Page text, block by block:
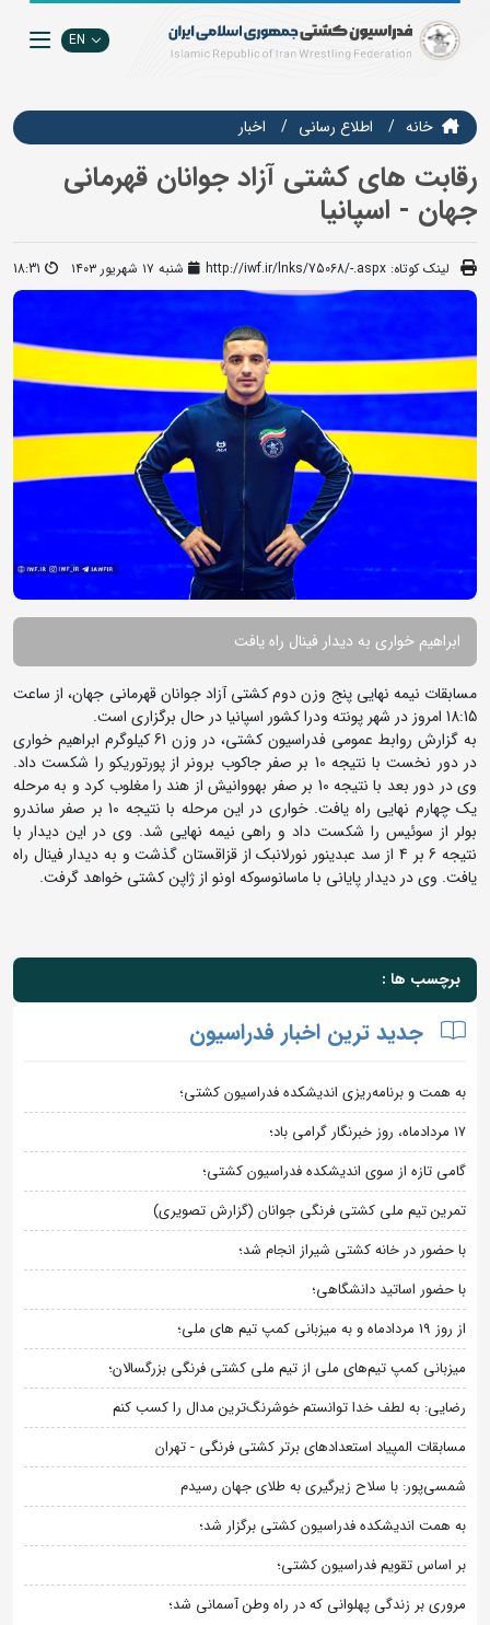
EN
خانه اطلاع رسانی اخبار
رقابت های کشتی آزاد جوانان قهرمانی
جهان - اسپانیا
لینک کوتاه: http://iwf.ir/lnks/75068/-.aspx شنبه ۱۷ شهریور ۱۴۰۳ 18:31
ابراهیم خواری به دیدار فینال راه یافت
مسابقات نیمه نهایی پنج وزن دوم کشتی آزاد جوانان قهرمانی جهان، از ساعت
18:15 امروز در شهر پونته ودرا کشور اسپانیا در حال برگزاری است.
به گزارش روابط عمومی فدراسیون کشتی، در وزن 61 کیلوگرم ابراهیم خواری
در دور نخست با نتیجه 10 بر صفر جاکوب برونر از پورتوریکو را شکست داد.
وی در دور بعد با نتیجه 10 بر صفر بهووانیش از هند را مغلوب کرد و به مرحله
یک چهارم نهایی راه یافت. خواری در این مرحله با نتیجه 10 بر صفر ساندرو
بولر از سوئیس را شکست داد و راهی نیمه نهایی شد. وی در این دیدار با
نتیجه 6 بر 4 از سد عبدینور نورلانبک از قزاقستان گذشت و به دیدار فینال راه
یافت. وی در دیدار پایانی با ماسانوسوکه اونو از ژاپن کشتی خواهد گرفت.
برچسب ها :
جدید ترین اخبار فدراسیون
به همت و برنامه‌ریزی اندیشکده فدراسیون کشتی؛
۱۷ مردادماه، روز خبرنگار گرامی باد؛
گامی تازه از سوی اندیشکده فدراسیون کشتی؛
تمرین تیم ملی کشتی فرنگی جوانان (گزارش تصویری)
با حضور در خانه کشتی شیراز انجام شد؛
با حضور اساتید دانشگاهی؛
از روز 19 مردادماه و به میزبانی کمپ تیم های ملی؛
میزبانی کمپ تیم‌های ملی از تیم ملی کشتی فرنگی بزرگسالان؛
رضایی: به لطف خدا توانستم خوشرنگ‌ترین مدال را کسب کنم
مسابقات المپیاد استعدادهای برتر کشتی فرنگی - تهران
شمسی‌پور: با سلاح زیرگیری به طلای جهان رسیدم
به همت اندیشکده فدراسیون کشتی برگزار شد؛
بر اساس تقویم فدراسیون کشتی؛
مروری بر زندگی پهلوانی که در راه وطن آسمانی شد؛